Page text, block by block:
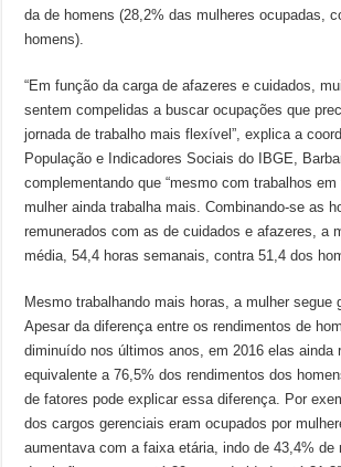
da de homens (28,2% das mulheres ocupadas,
homens).
“Em função da carga de afazeres e cuidados,
sentem compelidas a buscar ocupações que
jornada de trabalho mais flexível”, explica a
População e Indicadores Sociais do IBGE,
complementando que “mesmo com trabalhos
mulher ainda trabalha mais. Combinando-se as
remunerados com as de cuidados e afazeres, a
média, 54,4 horas semanais, contra 51,4 dos
Mesmo trabalhando mais horas, a mulher segue
Apesar da diferença entre os rendimentos de
diminuído nos últimos anos, em 2016 elas ainda
equivalente a 76,5% dos rendimentos dos
de fatores pode explicar essa diferença. Por
dos cargos gerenciais eram ocupados por
aumentava com a faixa etária, indo de 43,4% de